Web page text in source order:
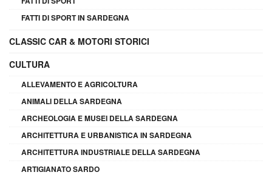
FATTI DI SPORT IN SARDEGNA
CLASSIC CAR & MOTORI STORICI
CULTURA
ALLEVAMENTO E AGRICOLTURA
ANIMALI DELLA SARDEGNA
ARCHEOLOGIA E MUSEI DELLA SARDEGNA
ARCHITETTURA E URBANISTICA IN SARDEGNA
ARCHITETTURA INDUSTRIALE DELLA SARDEGNA
ARTIGIANATO SARDO